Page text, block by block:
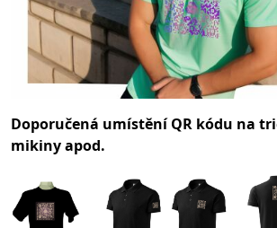
Doporučená umístění QR kódu na
mikiny apod.